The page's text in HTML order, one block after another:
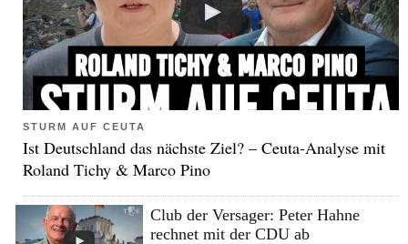
STURM AUF CEUTA
Ist Deutschland das nächste Ziel? – Ceuta-Analyse mit
Roland Tichy & Marco Pino
Club der Versager: Peter Hahne
rechnet mit der CDU ab